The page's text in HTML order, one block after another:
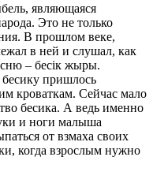
являющаяся
Это не только
В прошлом веке,
в ней и слушал, как
– бесік жыры.
пришлось
кроваткам. Сейчас мало
бесика. А ведь именно
и ноги малыша
от взмаха своих
когда взрослым нужно